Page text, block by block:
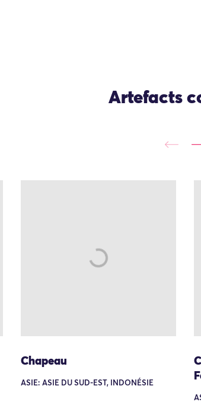
Artefacts
Chapeau
ASIE: ASIE DU SUD-EST, INDONÉSIE